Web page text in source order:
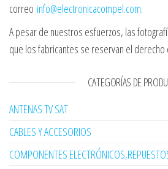
correo info@electronicacompel.com.
A pesar de nuestros esfuerzos, las
que los fabricantes se reservan el derecho
CATEGORÍAS DE
ANTENAS TV SAT
CABLES Y ACCESORIOS
COMPONENTES